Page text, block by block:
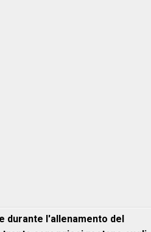
durante l'allenamento del